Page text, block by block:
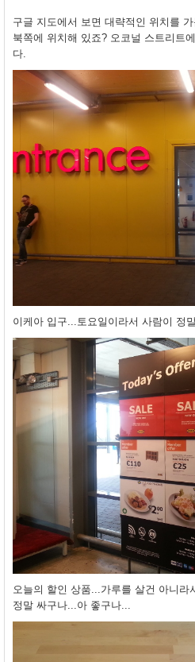
구글 지도에서 보면 대략적인 위치를
북쪽에 위치해 있죠? 오코널 스트리트
다.
이케아 입구...토요일이라서 사람이 정
오늘의 할인 상품...가루를 살건 아니
정말 싸구나...아 좋구나...